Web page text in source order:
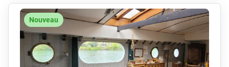
Nouveau